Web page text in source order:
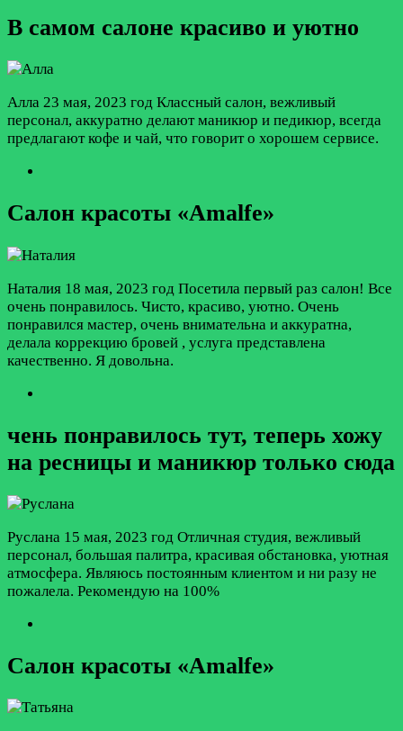
В самом салоне красиво и уютно
Алла 23 мая, 2023 год Классный салон, вежливый
персонал, аккуратно делают маникюр и педикюр, всегда
предлагают кофе и чай, что говорит о хорошем сервисе.
Салон красоты «Amalfe»
Наталия 18 мая, 2023 год Посетила первый раз салон! Все
очень понравилось. Чисто, красиво, уютно. Очень
понравился мастер, очень внимательна и аккуратна,
делала коррекцию бровей , услуга представлена
качественно. Я довольна.
чень понравилось тут, теперь хожу
на ресницы и маникюр только сюда
Руслана 15 мая, 2023 год Отличная студия, вежливый
персонал, большая палитра, красивая обстановка, уютная
атмосфера. Являюсь постоянным клиентом и ни разу не
пожалела. Рекомендую на 100%
Салон красоты «Amalfe»